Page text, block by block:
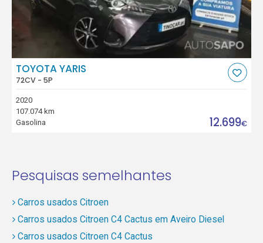
TOYOTA YARIS
72CV - 5P
2020
107.074 km
Gasolina
12.699€
Pesquisas semelhantes
Carros usados Citroen
Carros usados Citroen C4 Cactus em Aveiro Diesel
Carros usados Citroen C4 Cactus